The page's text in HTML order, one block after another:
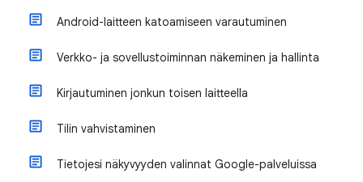
Android-laitteen katoamiseen varautuminen
Verkko- ja sovellustoiminnan näkeminen ja hallinta
Kirjautuminen jonkun toisen laitteella
Tilin vahvistaminen
Tietojesi näkyvyyden valinnat Google-palveluissa